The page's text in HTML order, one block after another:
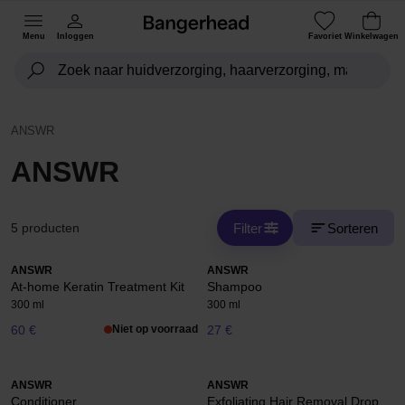
Menu Inloggen Favoriet Winkelwagen
ANSWR
ANSWR
5 producten Filter Sorteren
ANSWR
At-home Keratin Treatment Kit
300 ml
60 € Niet op voorraad
ANSWR
Shampoo
300 ml
27 €
ANSWR
Conditioner
ANSWR
Exfoliating Hair Removal Drop